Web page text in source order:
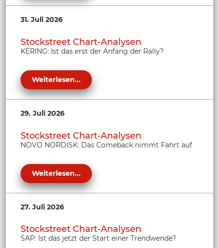
31. Juli 2026
Stockstreet Chart-Analysen
KERING: Ist das erst der Anfang der Rally?
Weiterlesen...
29. Juli 2026
Stockstreet Chart-Analysen
NOVO NORDISK: Das Comeback nimmt Fahrt auf
Weiterlesen...
27. Juli 2026
Stockstreet Chart-Analysen
SAP: Ist das jetzt der Start einer Trendwende?